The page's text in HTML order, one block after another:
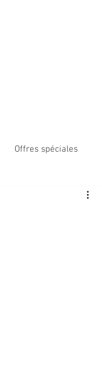
Offres spéciales